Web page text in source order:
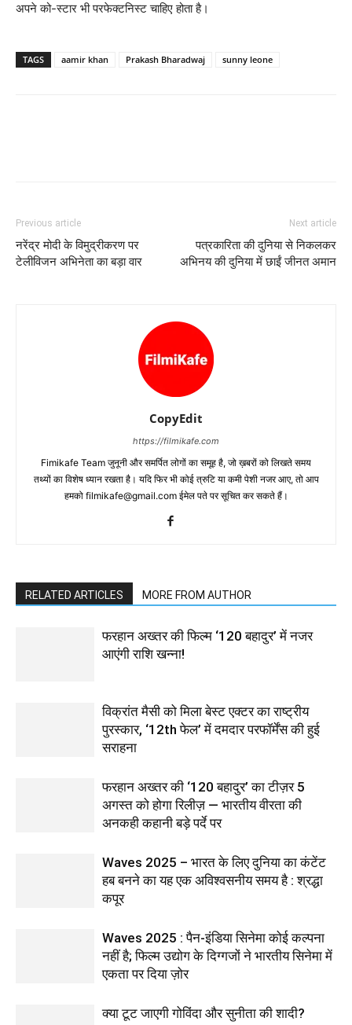
अपने को-स्‍टार भी परफेक्टनिस्ट चाहिए होता है।
TAGS aamir khan Prakash Bharadwaj sunny leone
Previous article
नरेंद्र मोदी के विमुद्रीकरण पर
टेलीविजन अभिनेता का बड़ा वार
Next article
पत्रकारिता की दुनिया से निकलकर
अभिनय की दुनिया में छाईं जीनत अमान
CopyEdit
https://filmikafe.com
Fimikafe Team जुनूनी और समर्पित लोगों का समूह है, जो ख़बरों को लिखते समय
तथ्‍यों का विशेष ध्‍यान रखता है। यदि फिर भी कोई त्रुटि या कमी पेशी नजर आए, तो आप
हमको filmikafe@gmail.com ईमेल पते पर सूचित कर सकते हैं।
RELATED ARTICLES MORE FROM AUTHOR
फरहान अख्तर की फिल्म ‘120 बहादुर’ में नजर
आएंगी राशि खन्ना!
विक्रांत मैसी को मिला बेस्ट एक्टर का राष्ट्रीय
पुरस्कार, ‘12th फेल’ में दमदार परफॉर्मेंस की हुई
सराहना
फरहान अख्तर की ‘120 बहादुर’ का टीज़र 5
अगस्त को होगा रिलीज़ — भारतीय वीरता की
अनकही कहानी बड़े पर्दे पर
Waves 2025 – भारत के लिए दुनिया का कंटेंट
हब बनने का यह एक अविश्वसनीय समय है : श्रद्धा
कपूर
Waves 2025 : पैन-इंडिया सिनेमा कोई कल्पना
नहीं है; फिल्म उद्योग के दिग्गजों ने भारतीय सिनेमा में
एकता पर दिया ज़ोर
क्या टूट जाएगी गोविंदा और सुनीता की शादी?